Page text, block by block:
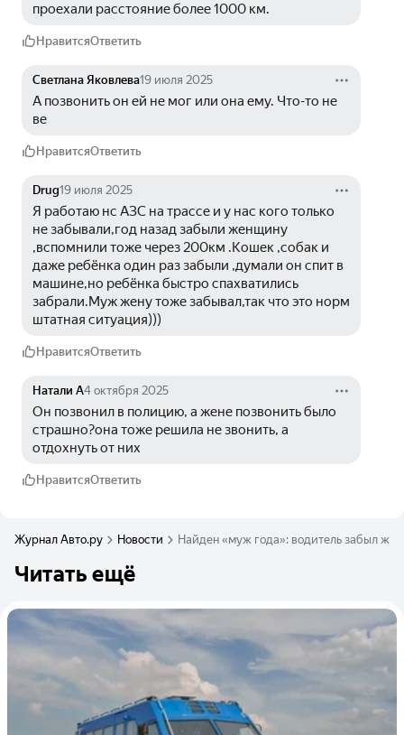
проехали расстояние более 1000 км.
НравитсяОтветить
Светлана Яковлева19 июля 2025
А позвонить он ей не мог или она ему. Что-то не
ве
НравитсяОтветить
Drug19 июля 2025
Я работаю нс АЗС на трассе и у нас кого только
не забывали,год назад забыли женщину
,вспомнили тоже через 200км .Кошек ,собак и
даже ребёнка один раз забыли ,думали он спит в
машине,но ребёнка быстро спахватились
забрали.Муж жену тоже забывал,так что это норм
штатная ситуация)))
НравитсяОтветить
Натали А4 октября 2025
Он позвонил в полицию, а жене позвонить было
страшно?она тоже решила не звонить, а
отдохнуть от них
НравитсяОтветить
Журнал Авто.ру Новости Найден «муж года»: водитель забыл
Читать ещё